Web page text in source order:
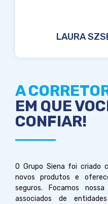
A
EM QUE
CONFIAR!
O Grupo Siena foi criado
novos produtos e
seguros.
Focamos
associados de
LAURA